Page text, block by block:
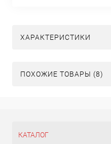
ХАРАКТЕРИСТИКИ
ПОХОЖИЕ ТОВАРЫ (8)
КАТАЛОГ